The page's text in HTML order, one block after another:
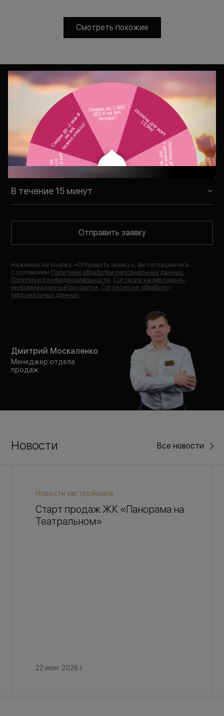
Смотреть похожие
Консультация
Ваш персональный менеджер
свяжется с Вами в удобное для Вас
В течение 15 минут
Отправить заявку
Нажимая на кнопку «Отправить заявку», вы соглашаетесь
с условиями Политики обработки персональных данных
Политики конфиденциальности Согласия на рекламно-
информационные рассылки Согласия на обработку
персональных данных
Дмитрий Москаленко
Менеджер отдела
продаж
Новости Все новости
Новости застройщика
Старт продаж ЖК «Панорама на
Театральном»
22 июн. 2026 г.